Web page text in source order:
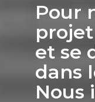
Pour
et se
dans
Nous